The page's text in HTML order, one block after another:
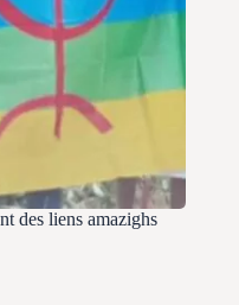
des liens amazighs